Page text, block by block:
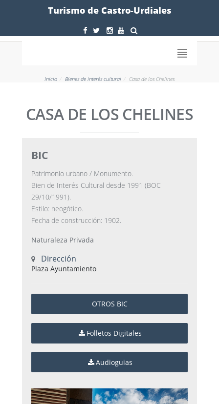
FormularioTurismo de Castro-Urdiales
Inicio Bienes de interés cultural Casa de los Chelines
CASA DE LOS CHELINES
BIC
Patrimonio urbano / Monumento.
Bien de Interés Cultural desde 1991 (BOC
29/10/1991).
Estilo: neogótico.
Fecha de construcción: 1902.
Naturaleza Privada
Dirección
Plaza Ayuntamiento
OTROS BIC
Folletos Digitales
Audioguias